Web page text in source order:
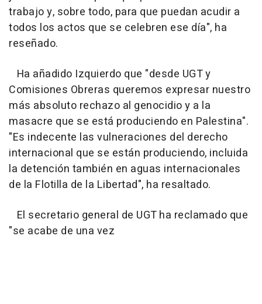
trabajo y, sobre todo, para que puedan acudir a
todos los actos que se celebren ese día", ha
reseñado.
Ha añadido Izquierdo que "desde UGT y
Comisiones Obreras queremos expresar nuestro
más absoluto rechazo al genocidio y a la
masacre que se está produciendo en Palestina".
"Es indecente las vulneraciones del derecho
internacional que se están produciendo, incluida
la detención también en aguas internacionales
de la Flotilla de la Libertad", ha resaltado.
El secretario general de UGT ha reclamado que
"se acabe de una vez